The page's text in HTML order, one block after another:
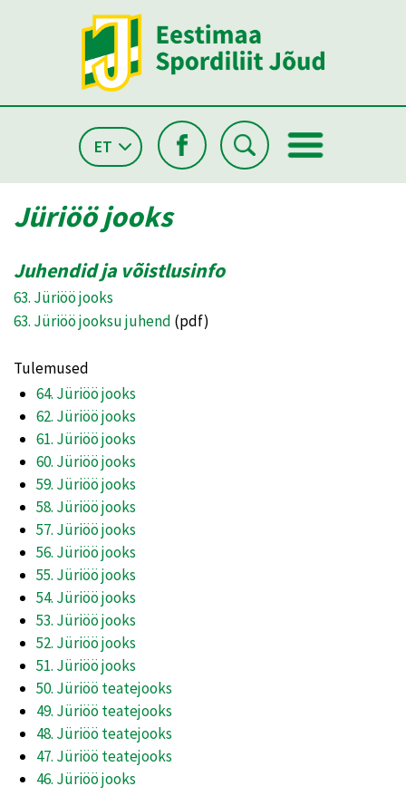
ET
Jüriöö jooks
Juhendid ja võistlusinfo
63. Jüriöö jooks
63. Jüriöö jooksu juhend (pdf)
Tulemused
64. Jüriöö jooks
62. Jüriöö jooks
61. Jüriöö jooks
60. Jüriöö jooks
59. Jüriöö jooks
58. Jüriöö jooks
57. Jüriöö jooks
56. Jüriöö jooks
55. Jüriöö jooks
54. Jüriöö jooks
53. Jüriöö jooks
52. Jüriöö jooks
51. Jüriöö jooks
50. Jüriöö teatejooks
49. Jüriöö teatejooks
48. Jüriöö teatejooks
47. Jüriöö teatejooks
46. Jüriöö jooks